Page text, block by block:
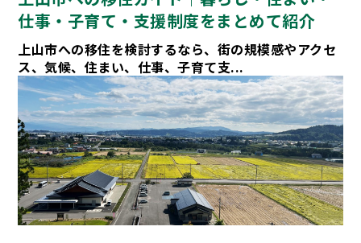
仕事・子育て・支援制度をまとめて紹介
上山市への移住を検討するなら、街の規模感やアクセ
ス、気候、住まい、仕事、子育て支...